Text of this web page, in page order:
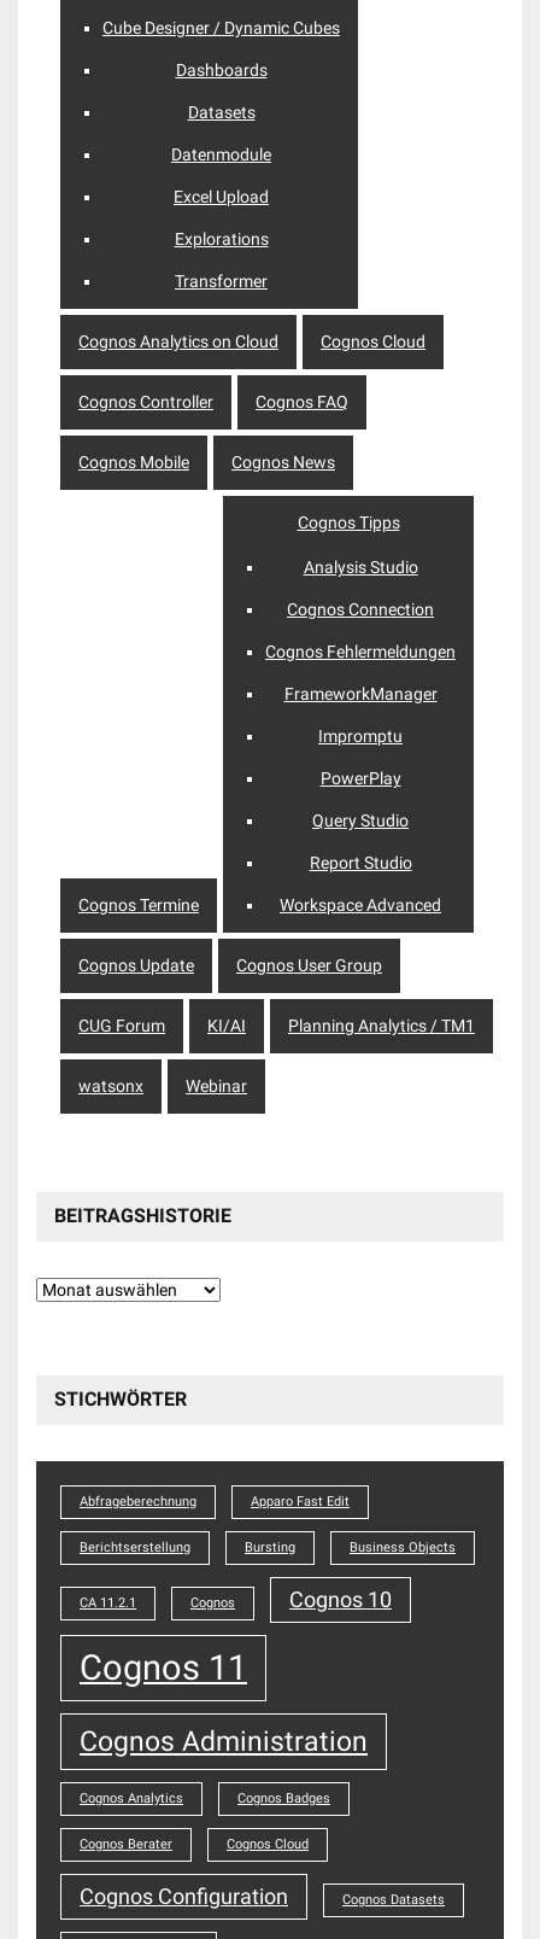
Cube Designer / Dynamic Cubes
Dashboards
Datasets
Datenmodule
Excel Upload
Explorations
Transformer
Cognos Analytics on Cloud Cognos Cloud
Cognos Controller Cognos FAQ
Cognos Mobile Cognos News
Cognos Termine
Cognos Tipps
Analysis Studio
Cognos Connection
Cognos Fehlermeldungen
FrameworkManager
Impromptu
PowerPlay
Query Studio
Report Studio
Workspace Advanced
Cognos Update Cognos User Group
CUG Forum KI/AI Planning Analytics / TM1
watsonx Webinar
BEITRAGSHISTORIE
Beitragshistorie
STICHWÖRTER
Abfrageberechnung Apparo Fast Edit
Berichtserstellung Bursting Business Objects
CA 11.2.1 Cognos Cognos 10
Cognos 11
Cognos Administration
Cognos Analytics Cognos Badges
Cognos Berater Cognos Cloud
Cognos Configuration Cognos Datasets